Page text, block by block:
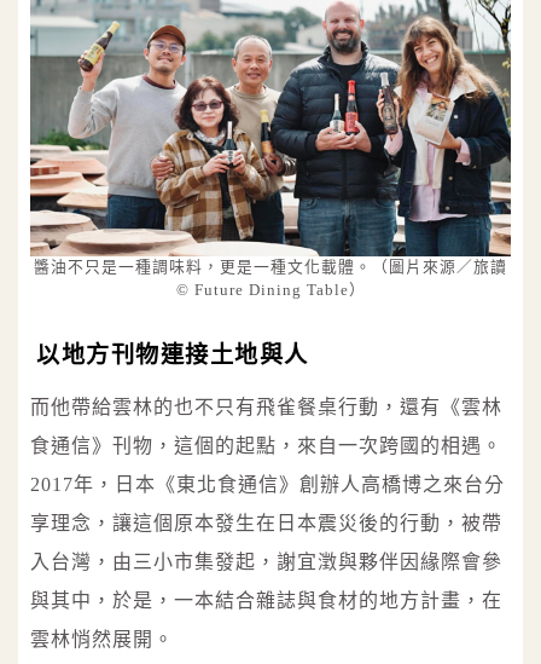
醬油不只是一種調味料，更是一種文化載體。（圖片來源／旅讀
© Future Dining Table）
以地方刊物連接土地與人
而他帶給雲林的也不只有飛雀餐桌行動，還有《雲林
食通信》刊物，這個的起點，來自一次跨國的相遇。
2017年，日本《東北食通信》創辦人高橋博之來台分
享理念，讓這個原本發生在日本震災後的行動，被帶
入台灣，由三小市集發起，謝宜澂與夥伴因緣際會參
與其中，於是，一本結合雜誌與食材的地方計畫，在
雲林悄然展開。